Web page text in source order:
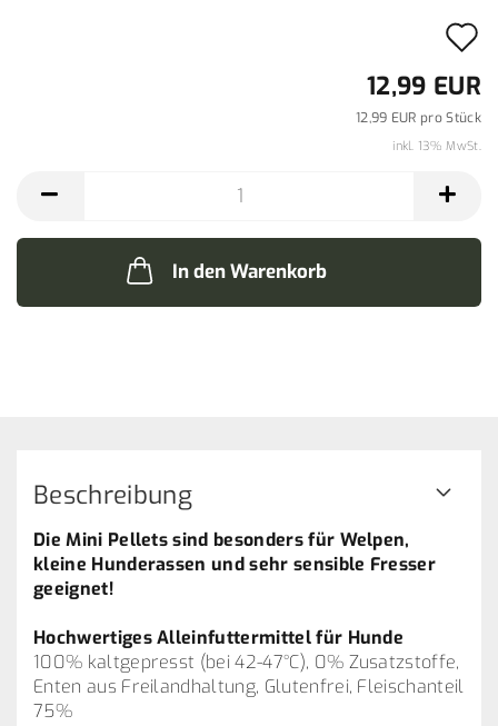
12,99 EUR
12,99 EUR pro Stück
inkl. 13% MwSt.
In den Warenkorb
Beschreibung
Die Mini Pellets sind besonders für Welpen,
kleine Hunderassen und sehr sensible Fresser
geeignet!
Hochwertiges Alleinfuttermittel für Hunde
100% kaltgepresst (bei 42-47°C), 0% Zusatzstoffe,
Enten aus Freilandhaltung, Glutenfrei, Fleischanteil
75%